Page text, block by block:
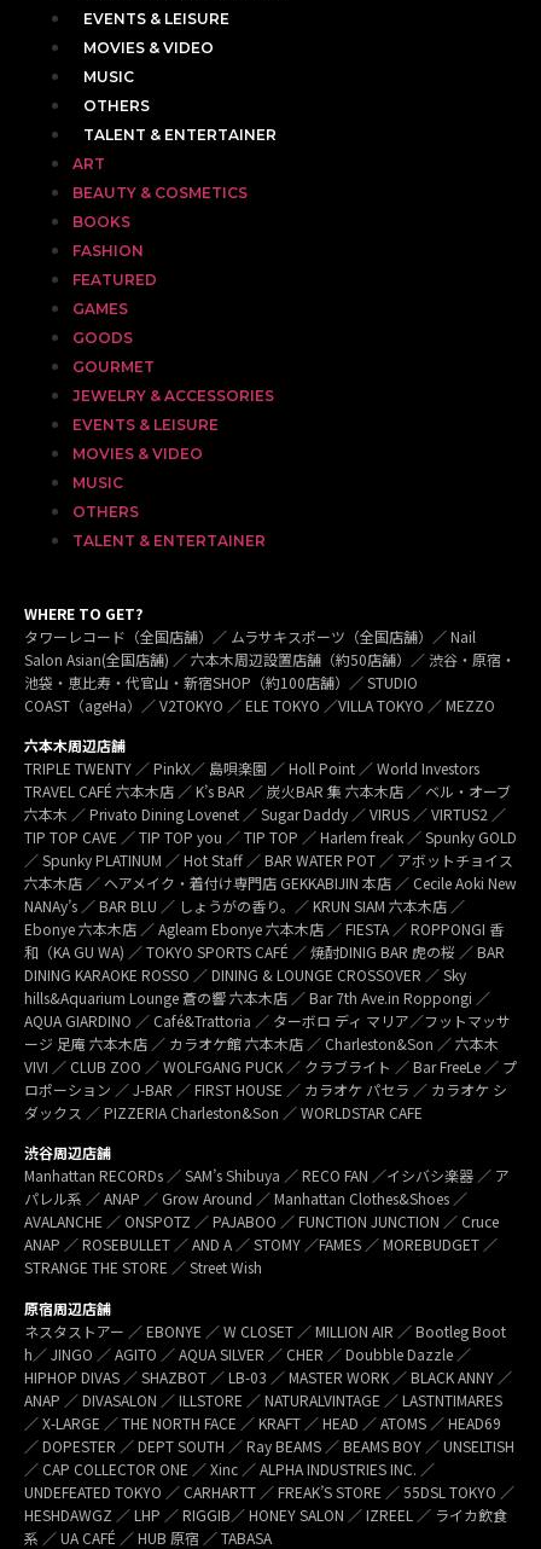
EVENTS & LEISURE
MOVIES & VIDEO
MUSIC
OTHERS
TALENT & ENTERTAINER
ART
BEAUTY & COSMETICS
BOOKS
FASHION
FEATURED
GAMES
GOODS
GOURMET
JEWELRY & ACCESSORIES
EVENTS & LEISURE
MOVIES & VIDEO
MUSIC
OTHERS
TALENT & ENTERTAINER
WHERE TO GET?
タワーレコード（全国店舗）／ ムラサキスポーツ（全国店舗）／ Nail
Salon Asian(全国店舗) ／ 六本木周辺設置店舗（約50店舗）／ 渋谷・原宿・
池袋・恵比寿・代官山・新宿SHOP（約100店舗）／ STUDIO
COAST（ageHa）／ V2TOKYO ／ ELE TOKYO ／VILLA TOKYO ／ MEZZO
六本木周辺店舗
TRIPLE TWENTY ／ PinkX／ 島唄楽園 ／ Holl Point ／ World Investors
TRAVEL CAFÉ 六本木店 ／ K’s BAR ／ 炭火BAR 集 六本木店 ／ ベル・オーブ
六本木 ／ Privato Dining Lovenet ／ Sugar Daddy ／ VIRUS ／ VIRTUS2 ／
TIP TOP CAVE ／ TIP TOP you ／ TIP TOP ／ Harlem freak ／ Spunky GOLD
／ Spunky PLATINUM ／ Hot Staff ／ BAR WATER POT ／ アボットチョイス
六本木店 ／ ヘアメイク・着付け専門店 GEKKABIJIN 本店 ／ Cecile Aoki New
NANAy’s ／ BAR BLU ／ しょうがの香り。／ KRUN SIAM 六本木店 ／
Ebonye 六本木店 ／ Agleam Ebonye 六本木店 ／ FIESTA ／ ROPPONGI 香
和（KA GU WA) ／ TOKYO SPORTS CAFÉ ／ 焼酎DINIG BAR 虎の桜 ／ BAR
DINING KARAOKE ROSSO ／ DINING & LOUNGE CROSSOVER ／ Sky
hills&Aquarium Lounge 蒼の響 六本木店 ／ Bar 7th Ave.in Roppongi ／
AQUA GIARDINO ／ Café&Trattoria ／ ターボロ ディ マリア／フットマッサ
ージ 足庵 六本木店 ／ カラオケ館 六本木店 ／ Charleston&Son ／ 六本木
VIVI ／ CLUB ZOO ／ WOLFGANG PUCK ／ クラブライト ／ Bar FreeLe ／ プ
ロポーション ／ J-BAR ／ FIRST HOUSE ／ カラオケ パセラ ／ カラオケ シ
ダックス ／ PIZZERIA Charleston&Son ／ WORLDSTAR CAFE
渋谷周辺店舗
Manhattan RECORDs ／ SAM’s Shibuya ／ RECO FAN ／イシバシ楽器 ／ ア
パレル系 ／ ANAP ／ Grow Around ／ Manhattan Clothes&Shoes ／
AVALANCHE ／ ONSPOTZ ／ PAJABOO ／ FUNCTION JUNCTION ／ Cruce
ANAP ／ ROSEBULLET ／ AND A ／ STOMY ／FAMES ／ MOREBUDGET ／
STRANGE THE STORE ／ Street Wish
原宿周辺店舗
ネスタストアー ／ EBONYE ／ W CLOSET ／ MILLION AIR ／ Bootleg Boot
h／ JINGO ／ AGITO ／ AQUA SILVER ／ CHER ／ Doubble Dazzle ／
HIPHOP DIVAS ／ SHAZBOT ／ LB-03 ／ MASTER WORK ／ BLACK ANNY ／
ANAP ／ DIVASALON ／ ILLSTORE ／ NATURALVINTAGE ／ LASTNTIMARES
／ X-LARGE ／ THE NORTH FACE ／ KRAFT ／ HEAD ／ ATOMS ／ HEAD69
／ DOPESTER ／ DEPT SOUTH ／ Ray BEAMS ／ BEAMS BOY ／ UNSELTISH
／ CAP COLLECTOR ONE ／ Xinc ／ ALPHA INDUSTRIES INC. ／
UNDEFEATED TOKYO ／ CARHARTT ／ FREAK’S STORE ／ 55DSL TOKYO ／
HESHDAWGZ ／ LHP ／ RIGGIB／ HONEY SALON ／ IZREEL ／ ライカ飲食
系 ／ UA CAFÉ ／ HUB 原宿 ／ TABASA